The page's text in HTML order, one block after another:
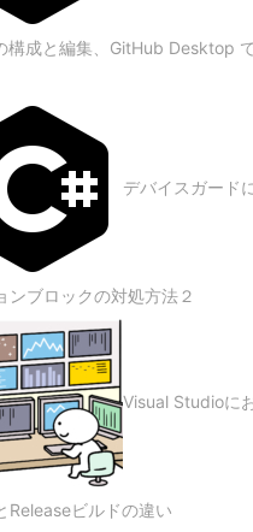
構成と編集、GitHub Desktop
デバイスガード
ンブロックの対処方法２
Visual Studioに
Releaseビルドの違い